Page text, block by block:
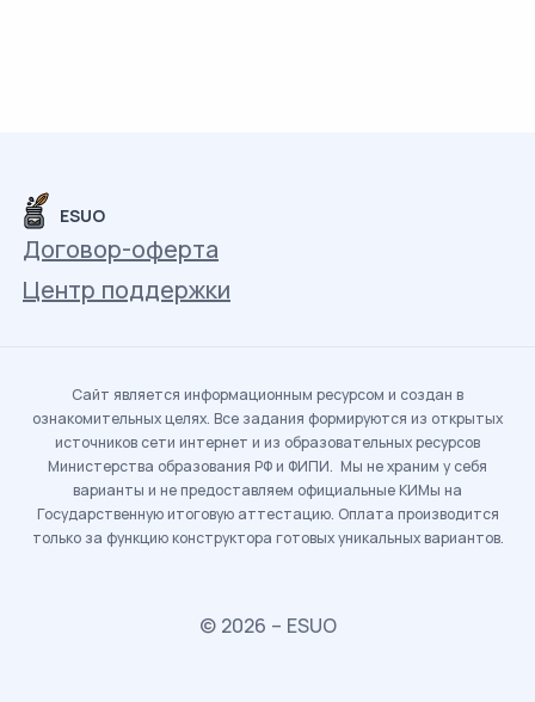
ESUO
Договор-оферта
Центр поддержки
Сайт является информационным ресурсом и создан в
ознакомительных целях. Все задания формируются из открытых
источников сети интернет и из образовательных ресурсов
Министерства образования РФ и ФИПИ. Мы не храним у себя
варианты и не предоставляем официальные КИМы на
Государственную итоговую аттестацию. Оплата производится
только за функцию конструктора готовых уникальных вариантов.
© 2026 – ESUO